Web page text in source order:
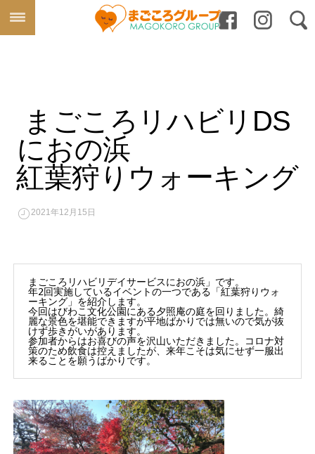
まごころリハビリDS
におの浜
紅葉狩りウォーキング
2021年12月15日
まごころリハビリデイサービスにおの浜」です。
年2回実施しているイベントの一つである「紅葉狩りウォ
ーキング」を紹介します。
今回はびわこ文化公園にある夕照庵の庭を回りました。綺
麗な景色を堪能できますが平地ばかりでは無いので気が抜
けず歩きがいがあります。
参加者からはお喜びの声を沢山いただきました。コロナ対
策のため飲食は控えましたが、来年こそは気にせず一服出
来ることを願うばかりです。